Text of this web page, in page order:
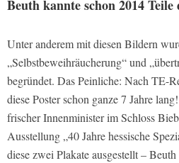
Beuth kannte schon 2014
Unter anderem mit diesen Bildern
„Selbstbeweihräucherung“ und
begründet. Das Peinliche: Nach TE-
diese Poster schon ganze 7 Jahre
frischer Innenminister im Schloss
Ausstellung „40 Jahre hessische
diese zwei Plakate ausgestellt –